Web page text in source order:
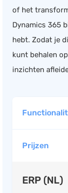
of het
Dynamics 365
hebt. Zodat je
kunt behalen
inzichten
ERP (NL)
Prijzen
ERP (NL)